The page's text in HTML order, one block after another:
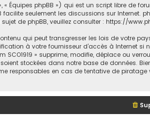
« Équipes phpBB ») qui est un script libre de
facilite seulement les discussions sur Internet.
de phpBB, veuillez consulter : https://
qui peut transgresser les lois de votre
à votre fournisseur d’accès à Internet si
» supprime, modifie, déplace ou
stockées dans notre base de données.
responsables en cas de tentative de piratage